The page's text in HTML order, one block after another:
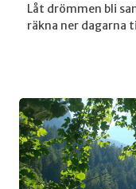
Låt drömmen bli
räkna ner dagarna